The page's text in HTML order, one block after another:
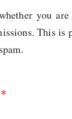
you
This
*